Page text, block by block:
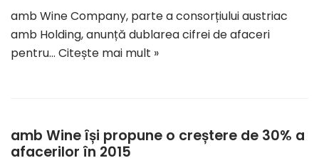
amb Wine Company, parte a consorțiului austriac
amb Holding, anunță dublarea cifrei de afaceri
pentru… Citește mai mult »
amb Wine își propune o creștere de 30% a
afacerilor în 2015